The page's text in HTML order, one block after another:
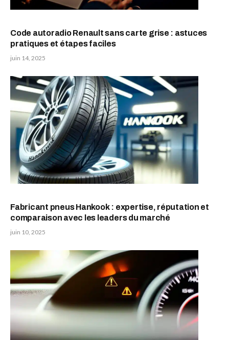
Code autoradio Renault sans carte grise : astuces
pratiques et étapes faciles
juin 14, 2025
Fabricant pneus Hankook : expertise, réputation et
comparaison avec les leaders du marché
juin 10, 2025